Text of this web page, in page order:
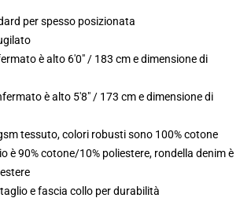
per spesso posizionata
è alto 6'0" / 183 cm e dimensione di
è alto 5'8" / 173 cm e dimensione di
tessuto, colori robusti sono 100% cotone
è 90% cotone/10% poliestere, rondella denim è
e fascia collo per durabilità